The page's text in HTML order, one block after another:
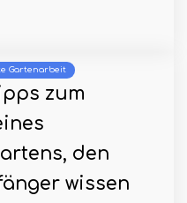
Gartenarbeit
zum
den
wissen